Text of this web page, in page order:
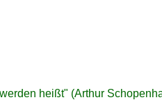
heißt" (Arthur